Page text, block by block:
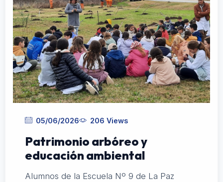
05/06/2026 206 Views
Patrimonio arbóreo y
educación ambiental
Alumnos de la Escuela Nº 9 de La Paz